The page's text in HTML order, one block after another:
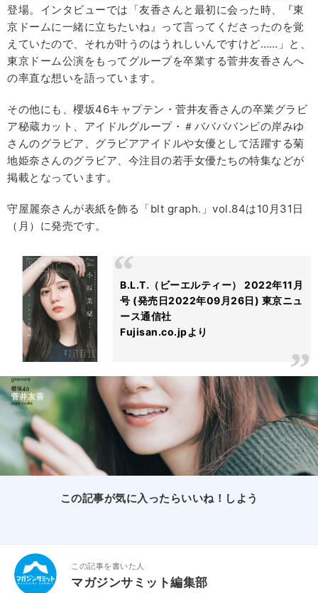
登場。インタビューでは「友香さんと最初に会った時、『東
京ドームに一緒に立ちたいね』って言ってくださったのを覚
えていたので、それが叶うのはうれしいんですけど……」と、
東京ドーム公演をもってグループを卒業する菅井友香さんへ
の率直な想いを語っています。
その他にも、櫻坂46キャプテン・菅井友香さんの卒業グラビ
ア秘蔵カット、アイドルグループ・＃ババババンビの岸みゆ
さんのグラビア、グラビアアイドルや女優として活躍する菊
地姫奈さんのグラビア、今注目の若手女優たちの特集などが
掲載となっています。
守屋麗奈さんが表紙を飾る「blt graph.」vol.84は10月31日
（月）に発売です。
B.L.T.（ビーエルティー） 2022年11月
号 (発売日2022年09月26日) 東京ニュ
ース通信社
Fujisan.co.jpより
この記事が気に入ったらいいね！しよう
この記事を書いた人
マガジンサミット編集部